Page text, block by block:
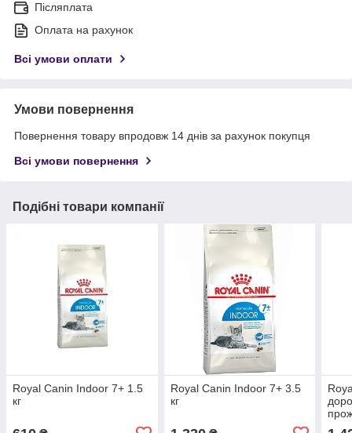
Післяплата
Оплата на рахунок
Всі умови оплати
Умови повернення
Повернення товару впродовж 14 днів за рахунок покупця
Всі умови повернення
Подібні товари компанії
Royal Canin Indoor 7+ 1.5
кг
Royal Canin Indoor 7+ 3.5
кг